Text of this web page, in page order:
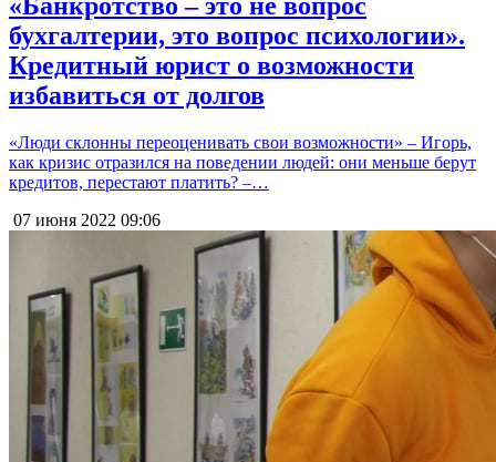
бухгалтерии, это вопрос психологии».
Кредитный юрист о возможности
избавиться от долгов
«Люди склонны переоценивать свои возможности» – Игорь,
как кризис отразился на поведении людей: они меньше берут
кредитов, перестают платить? –…
07 июня 2022 09:06